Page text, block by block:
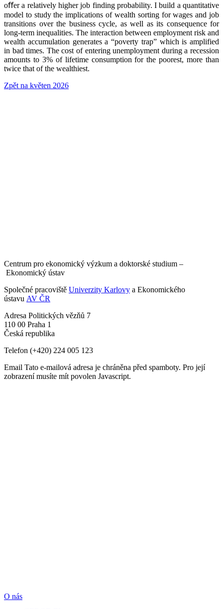
oﬀer a relatively higher job finding probability. I build a quantitative
model to study the implications of wealth sorting for wages and job
transitions over the business cycle, as well as its consequence for
long-term inequalities. The interaction between employment risk and
wealth accumulation generates a “poverty trap” which is amplified
in bad times. The cost of entering unemployment during a recession
amounts to 3% of lifetime consumption for the poorest, more than
twice that of the wealthiest.
Zpět na květen 2026
Centrum pro ekonomický výzkum a doktorské studium –
Ekonomický ústav
Společné pracoviště Univerzity Karlovy a Ekonomického
ústavu AV ČR
Adresa Politických vězňů 7
110 00 Praha 1
Česká republika
Telefon (+420) 224 005 123
Email Tato e-mailová adresa je chráněna před spamboty. Pro její
zobrazení musíte mít povolen Javascript.
O nás